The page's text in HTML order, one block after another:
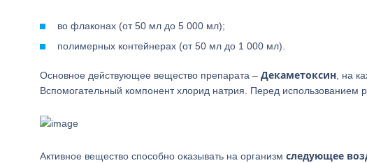
во флаконах (от 50 мл до 5 000 мл);
полимерных контейнерах (от 50 мл до 1 000 мл).
Основное действующее вещество препарата – Декаметоксин , на
Вспомогательный компонент хлорид натрия. Перед использованием
Активное вещество способно оказывать на организм следующее